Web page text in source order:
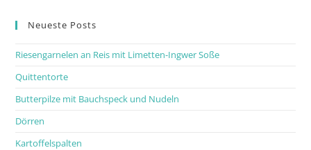
Neueste Posts
Riesengarnelen an Reis mit Limetten-Ingwer Soße
Quittentorte
Butterpilze mit Bauchspeck und Nudeln
Dörren
Kartoffelspalten